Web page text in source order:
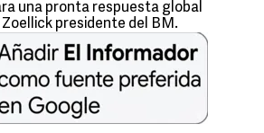
una pronta respuesta global
presidente del BM.